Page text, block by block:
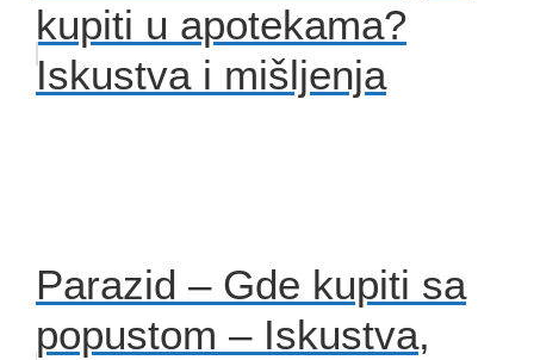
kupiti u apotekama?
Iskustva i mišljenja
Parazid – Gde kupiti sa
popustom – Iskustva,